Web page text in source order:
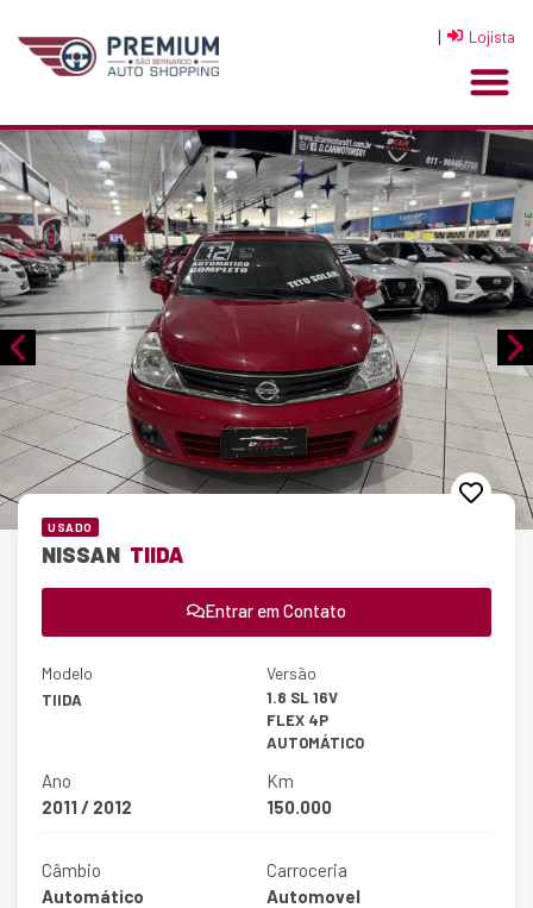
| Lojista
USADO
NISSAN TIIDA
Entrar em Contato
Modelo
TIIDA
Versão
1.8 SL 16V
FLEX 4P
AUTOMÁTICO
Ano
2011 / 2012
Km
150.000
Câmbio
Automático
Carroceria
Automovel